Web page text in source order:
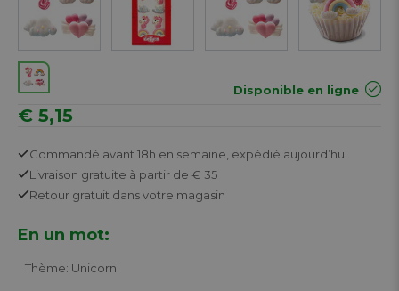
Disponible en ligne
€ 5,15
Commandé avant 18h en semaine, expédié aujourd’hui.
Livraison gratuite à partir de € 35
Retour gratuit dans votre magasin
En un mot:
Thème: Unicorn